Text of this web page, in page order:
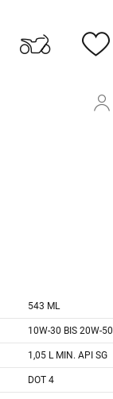
543 ML
10W-30 BIS 20W-50
1,05 L MIN. API SG
DOT 4